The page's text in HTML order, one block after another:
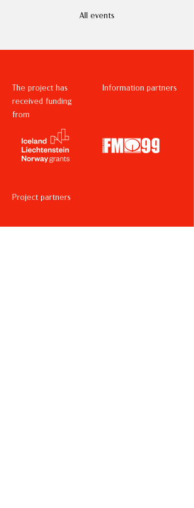
All events
The project has
received funding
from
Information partners
Project partners